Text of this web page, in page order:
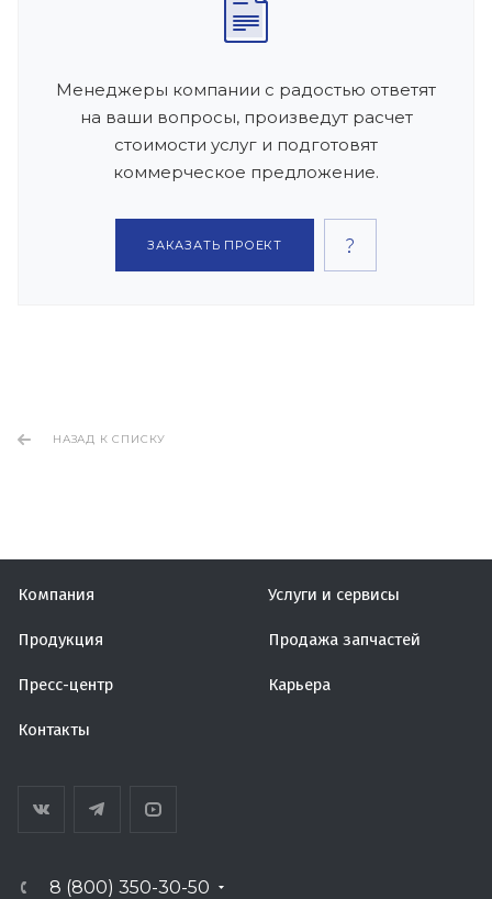
Менеджеры компании с радостью ответят
на ваши вопросы, произведут расчет
стоимости услуг и подготовят
коммерческое предложение.
ЗАКАЗАТЬ ПРОЕКТ
НАЗАД К СПИСКУ
Компания Услуги и сервисы
Продукция Продажа запчастей
Пресс-центр Карьера
Контакты
8 (800) 350-30-50